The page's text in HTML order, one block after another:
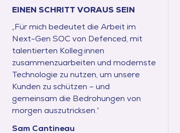
EINEN SCHRITT VORAUS SEIN
„Für mich bedeutet die Arbeit im
Next-Gen SOC von Defenced, mit
talentierten Kolleg:innen
zusammenzuarbeiten und modernste
Technologie zu nutzen, um unsere
Kunden zu schützen – und
gemeinsam die Bedrohungen von
morgen auszutricksen.“
Sam Cantineau